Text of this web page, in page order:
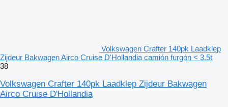
Volkswagen Crafter 140pk Laadklep
Zijdeur Bakwagen Airco Cruise D'Hollandia camión furgón < 3.5t
38
Volkswagen Crafter 140pk Laadklep Zijdeur Bakwagen
Airco Cruise D'Hollandia